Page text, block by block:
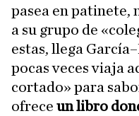
pasea en patinete,
a su grupo de
estas, llega
pocas veces viaja
cortado» para
ofrece un libro